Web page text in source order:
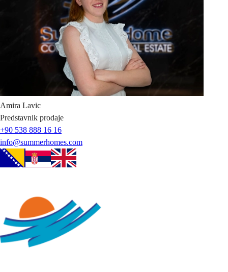
Amira Lavic
Predstavnik prodaje
+90 538 888 16 16
info@summerhomes.com